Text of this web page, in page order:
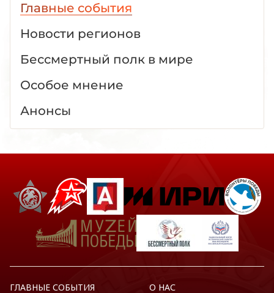
Главные события
Новости регионов
Бессмертный полк в мире
Особое мнение
Анонсы
ГЛАВНЫЕ СОБЫТИЯ О НАС